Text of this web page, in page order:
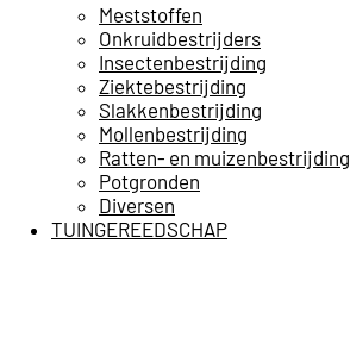
Meststoffen
Onkruidbestrijders
Insectenbestrijding
Ziektebestrijding
Slakkenbestrijding
Mollenbestrijding
Ratten- en muizenbestrijding
Potgronden
Diversen
TUINGEREEDSCHAP